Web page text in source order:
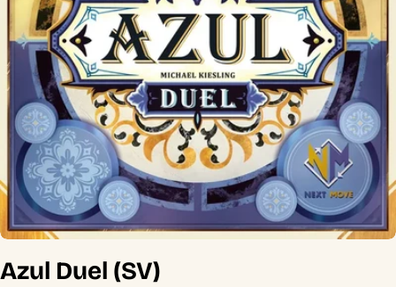
media 0 i modal
Azul Duel (SV)